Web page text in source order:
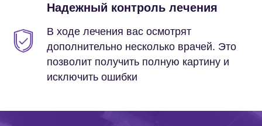
Надежный контроль лечения
В ходе лечения вас осмотрят
дополнительно несколько врачей. Это
позволит получить полную картину и
исключить ошибки